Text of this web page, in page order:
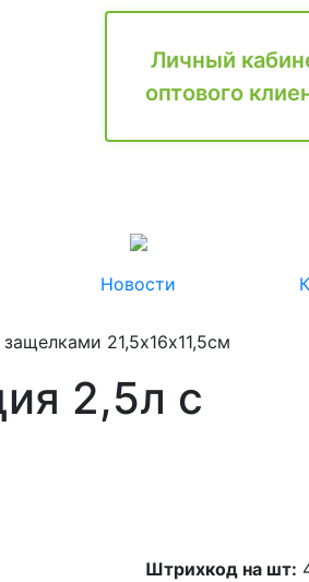
Личный
оптового
Новости
21,5х16х11,5см
2,5л с
Штрихкод на шт: